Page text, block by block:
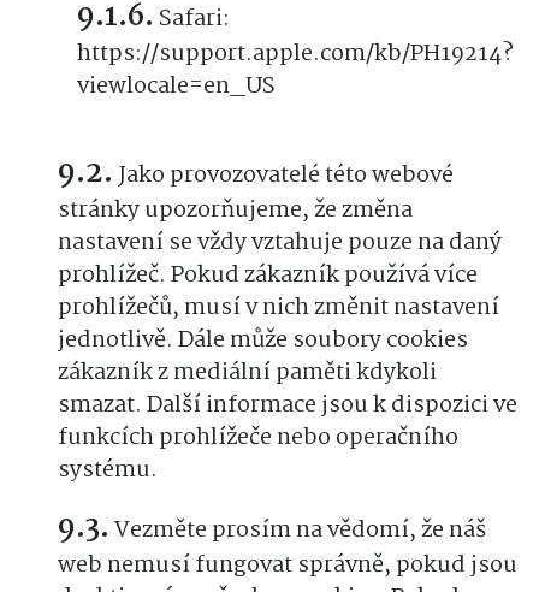
Safari:
https://support.apple.com/kb/PH19214?
viewlocale=en_US
Jako provozovatelé této webové
stránky upozorňujeme, že změna
nastavení se vždy vztahuje pouze na daný
prohlížeč. Pokud zákazník používá více
prohlížečů, musí v nich změnit nastavení
jednotlivě. Dále může soubory cookies
zákazník z mediální paměti kdykoli
smazat. Další informace jsou k dispozici ve
funkcích prohlížeče nebo operačního
systému.
Vezměte prosím na vědomí, že náš
web nemusí fungovat správně, pokud jsou